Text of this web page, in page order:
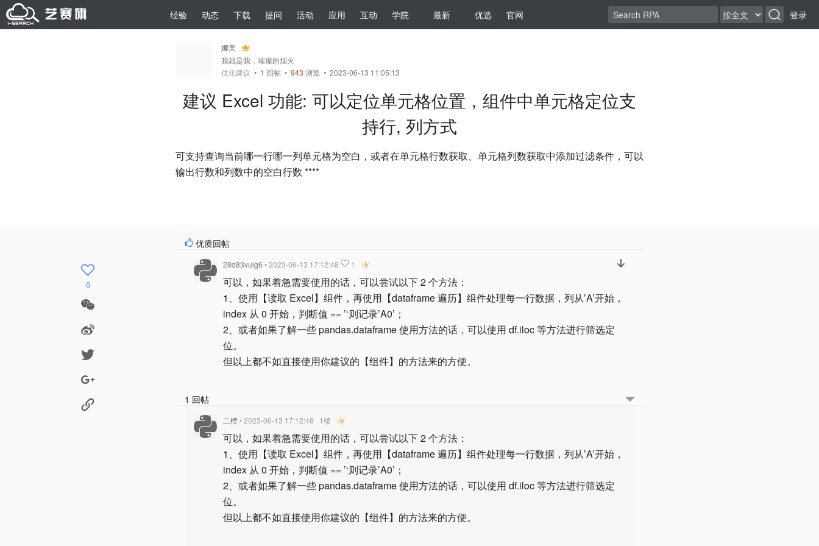
经验 动态 下载 提问 活动 应用 互动 学院 最新 优选 官网 登录
娜美
我就是我，璀璨的烟火
优化建议 • 1 回帖 • 943 浏览 • 2023-06-13 11:05:13
建议 Excel 功能: 可以定位单元格位置，组件中单元格定位支
持行, 列方式
可支持查询当前哪一行哪一列单元格为空白，或者在单元格行数获取、单元格列数获取中添加过滤条件，可以
输出行数和列数中的空白行数 ****
优质回帖
28d83vuig6 • 2023-06-13 17:12:48 1
可以，如果着急需要使用的话，可以尝试以下 2 个方法：
1、使用【读取 Excel】组件，再使用【dataframe 遍历】组件处理每一行数据，列从’A’开始，
index 从 0 开始，判断值 == ’‘则记录’A0’；
2、或者如果了解一些 pandas.dataframe 使用方法的话，可以使用 df.iloc 等方法进行筛选定
位。
但以上都不如直接使用你建议的【组件】的方法来的方便。
1 回帖
二楞• 2023-06-13 17:12:48 1楼
可以，如果着急需要使用的话，可以尝试以下 2 个方法：
1、使用【读取 Excel】组件，再使用【dataframe 遍历】组件处理每一行数据，列从’A’开始，
index 从 0 开始，判断值 == ’‘则记录’A0’；
2、或者如果了解一些 pandas.dataframe 使用方法的话，可以使用 df.iloc 等方法进行筛选定
位。
但以上都不如直接使用你建议的【组件】的方法来的方便。
0